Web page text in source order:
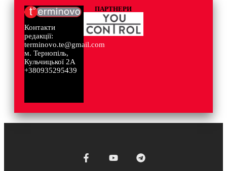
Контакти
редакції:
terminovo.te@gmail.com
м. Тернопіль,
Кульчицької 2А
+380935295439
ПАРТНЕРИ